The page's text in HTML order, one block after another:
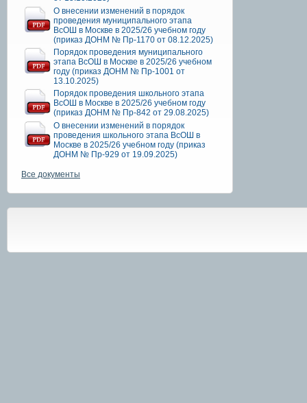
О внесении изменений в порядок
проведения муниципального этапа
ВсОШ в Москве в 2025/26 учебном году
(приказ ДОНМ № Пр-1170 от 08.12.2025)
Порядок проведения муниципального
этапа ВсОШ в Москве в 2025/26 учебном
году (приказ ДОНМ № Пр-1001 от
13.10.2025)
Порядок проведения школьного этапа
ВсОШ в Москве в 2025/26 учебном году
(приказ ДОНМ № Пр-842 от 29.08.2025)
О внесении изменений в порядок
проведения школьного этапа ВсОШ в
Москве в 2025/26 учебном году (приказ
ДОНМ № Пр-929 от 19.09.2025)
Все документы